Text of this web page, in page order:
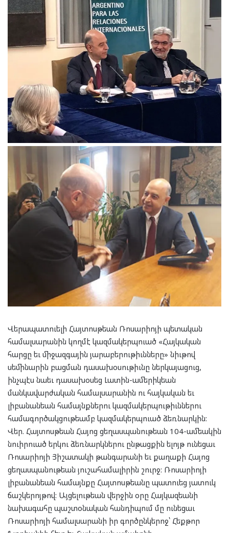
Վերապատուելի Հայտոսթեան Ռոսարիոյի պետական
համալսարանին կողմէ կազմակերպուած «Հայկական
հարցը եւ միջազգային յարաբերութիւնները» նիւթով
սեմինարին բացման դասախօսութիւնը ներկայացուց,
ինչպէս նաեւ դասախօսեց Լատին-ամերիկեան
մանկավարժական համալսարանին ու հայկական եւ
լիբանանեան համայնքներու կազմակերպութիւններու
համագործակցութեամբ կազմակերպուած ձեռնարկին:
Վեր. Հայտոսթեան Հայոց ցեղասպանութեան 104-ամեակին
նուիրուած երկու ձեռնարկներու ընթացքին ելոյթ ունեցաւ
Ռոսարիոյի Յիշատակի թանգարանի եւ քաղաքի Հայոց
ցեղասպանութեան յուշահամալիրին շուրջ: Ռոսարիոյի
լիբանանեան համայնքը Հայտոսթեանը պատուեց յատուկ
ճաշկերոյթով: Այցելութեան վերջին օրը Հայկազեանի
նախագահը պաշտօնական հանդիպում մը ունեցաւ
Ռոսարիոյի համալսարանի իր գործընկերոջ՝ Հեքթոր